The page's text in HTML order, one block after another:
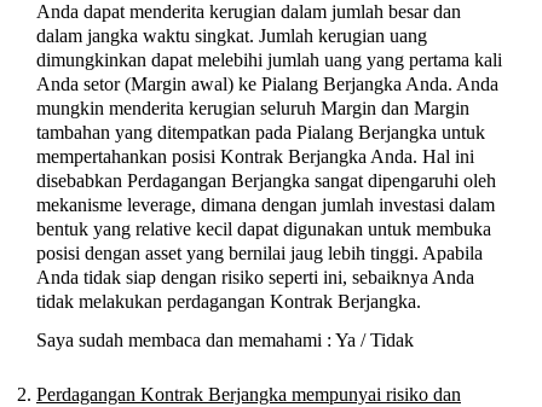
Anda dapat menderita kerugian dalam jumlah besar dan
dalam jangka waktu singkat. Jumlah kerugian uang
dimungkinkan dapat melebihi jumlah uang yang pertama kali
Anda setor (Margin awal) ke Pialang Berjangka Anda. Anda
mungkin menderita kerugian seluruh Margin dan Margin
tambahan yang ditempatkan pada Pialang Berjangka untuk
mempertahankan posisi Kontrak Berjangka Anda. Hal ini
disebabkan Perdagangan Berjangka sangat dipengaruhi oleh
mekanisme leverage, dimana dengan jumlah investasi dalam
bentuk yang relative kecil dapat digunakan untuk membuka
posisi dengan asset yang bernilai jaug lebih tinggi. Apabila
Anda tidak siap dengan risiko seperti ini, sebaiknya Anda
tidak melakukan perdagangan Kontrak Berjangka.
Saya sudah membaca dan memahami : Ya / Tidak
Perdagangan Kontrak Berjangka mempunyai risiko dan